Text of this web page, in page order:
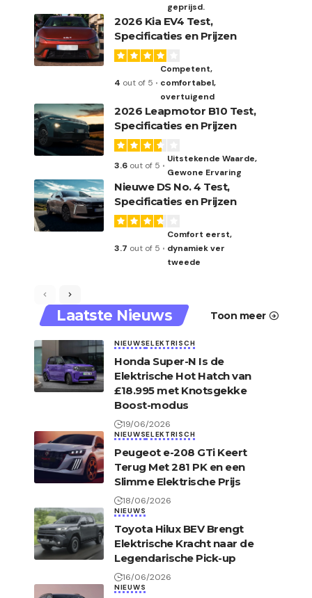
geprijsd.
2026 Kia EV4 Test,
Specificaties en Prijzen
4 out of 5
Competent,
comfortabel,
overtuigend
2026 Leapmotor B10 Test,
Specificaties en Prijzen
3.6 out of 5
Uitstekende Waarde,
Gewone Ervaring
Nieuwe DS No. 4 Test,
Specificaties en Prijzen
3.7 out of 5
Comfort eerst,
dynamiek ver
tweede
Laatste Nieuws Toon meer
NIEUWSELEKTRISCH
Honda Super-N Is de
Elektrische Hot Hatch van
£18.995 met Knotsgekke
Boost-modus
19/06/2026
NIEUWSELEKTRISCH
Peugeot e-208 GTi Keert
Terug Met 281 PK en een
Slimme Elektrische Prijs
18/06/2026
NIEUWS
Toyota Hilux BEV Brengt
Elektrische Kracht naar de
Legendarische Pick-up
16/06/2026
NIEUWS